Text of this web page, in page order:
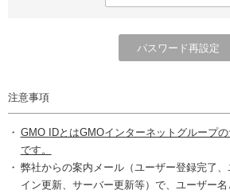
注意事項
GMO IDとはGMOインターネットグループ
です。
弊社からの案内メール（ユーザー登録完了
イン更新、サーバー更新等）で、ユーザー